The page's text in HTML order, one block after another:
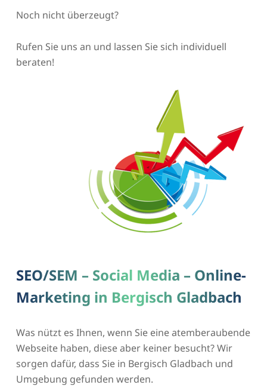
Noch nicht überzeugt?
Rufen Sie uns an und lassen Sie sich individuell
beraten!
SEO/SEM – Social Media – Online-
Marketing in Bergisch Gladbach
Was nützt es Ihnen, wenn Sie eine atemberaubende
Webseite haben, diese aber keiner besucht? Wir
sorgen dafür, dass Sie in Bergisch Gladbach und
Umgebung gefunden werden.